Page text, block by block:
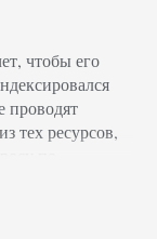
чтобы его
проводят
тех ресурсов,
по
сервисы,
Они